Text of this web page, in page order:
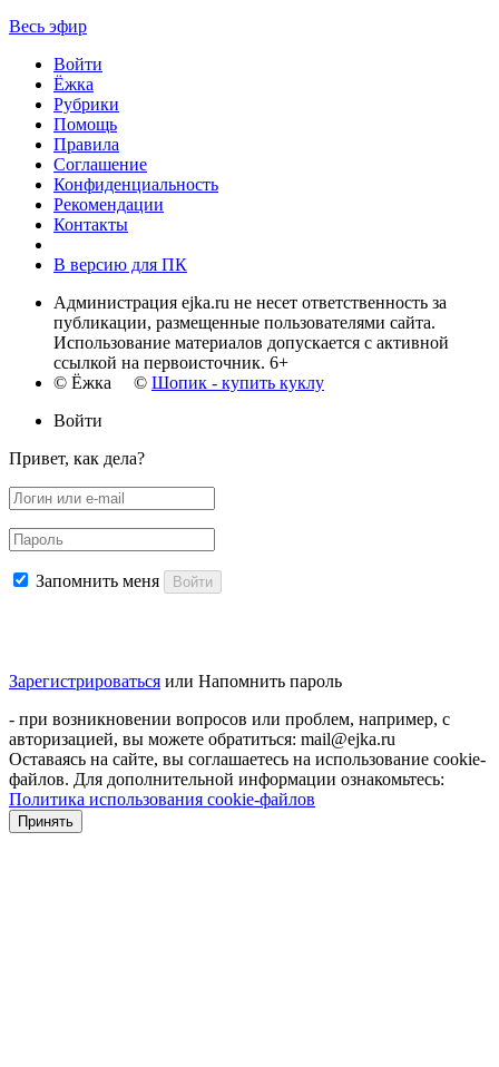
Весь эфир
Войти
Ёжка
Рубрики
Помощь
Правила
Соглашение
Конфиденциальность
Рекомендации
Контакты
В версию для ПК
Администрация ejka.ru не несет ответственность за
публикации, размещенные пользователями сайта.
Использование материалов допускается с активной
ссылкой на первоисточник. 6+
© Ёжка © Шопик - купить куклу
Войти
Привет, как дела?
Запомнить меня Войти
Зарегистрироваться или Напомнить пароль
- при возникновении вопросов или проблем, например, с
авторизацией, вы можете обратиться: mail@ejka.ru
Оставаясь на сайте, вы соглашаетесь на использование cookie-
файлов. Для дополнительной информации ознакомьтесь:
Политика использования cookie-файлов
Принять